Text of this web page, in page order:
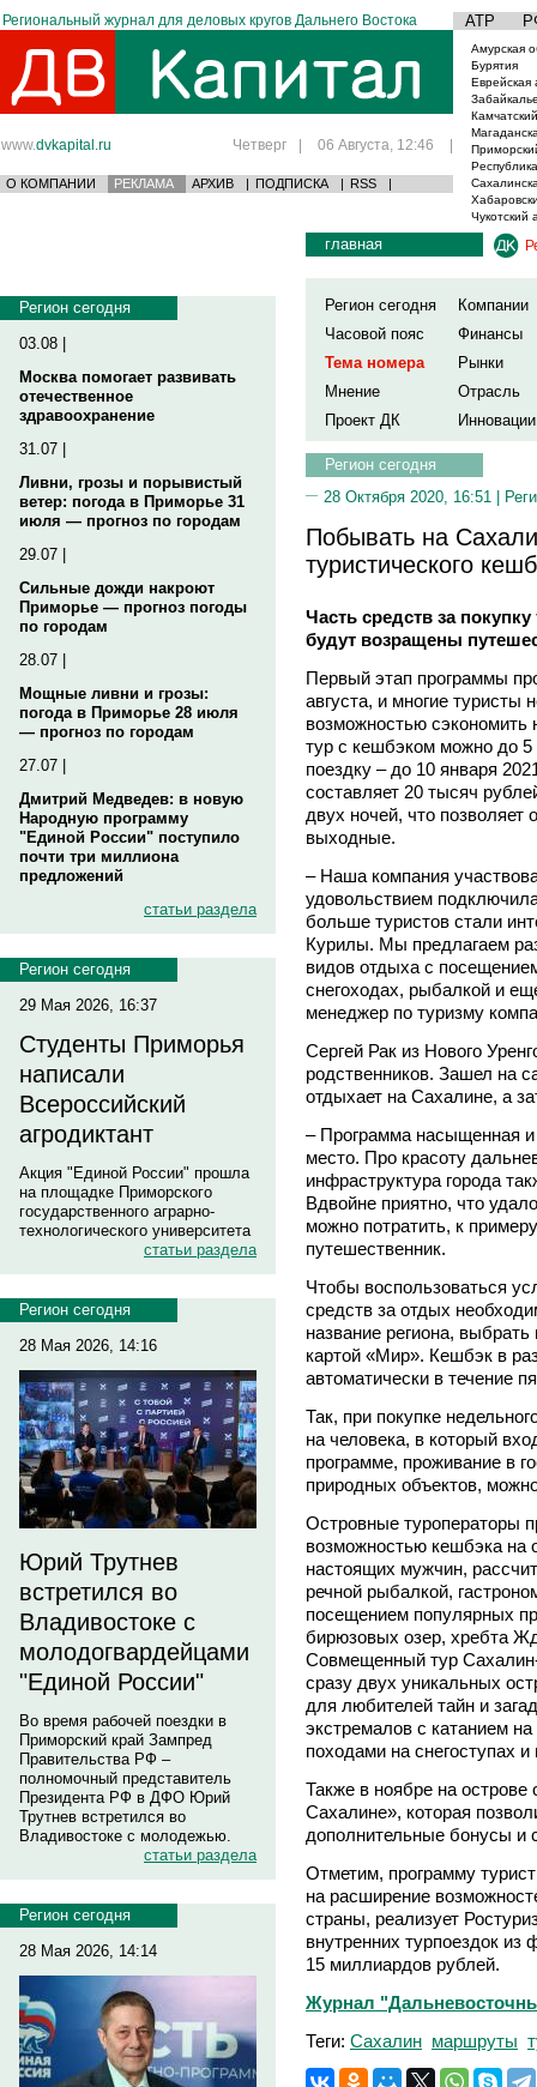
Региональный журнал для деловых кругов Дальнего Востока АТР
www.dvkapital.ru Четверг | 06 Августа, 12:46 |
О КОМПАНИИ РЕКЛАМА АРХИВ | ПОДПИСКА | RSS |
Амурская
Бурятия
Еврейская
Чукотский
Регион сегодня
03.08 |
Москва помогает развивать
отечественное
здравоохранение
31.07 |
Ливни, грозы и порывистый
ветер: погода в Приморье 31
июля — прогноз по городам
29.07 |
Сильные дожди накроют
Приморье — прогноз погоды
по городам
28.07 |
Мощные ливни и грозы:
погода в Приморье 28 июля
— прогноз по городам
27.07 |
Дмитрий Медведев: в новую
Народную программу
"Единой России" поступило
почти три миллиона
предложений
статьи раздела
Регион сегодня
29 Мая 2026, 16:37
Студенты Приморья
написали
Всероссийский
агродиктант
Акция "Единой России" прошла
на площадке Приморского
государственного аграрно-
технологического университета
статьи раздела
Регион сегодня
28 Мая 2026, 14:16
Юрий Трутнев
встретился во
Владивостоке с
молодогвардейцами
"Единой России"
Во время рабочей поездки в
Приморский край Зампред
Правительства РФ –
полномочный представитель
Президента РФ в ДФО Юрий
Трутнев встретился во
Владивостоке с молодежью.
статьи раздела
Регион сегодня
28 Мая 2026, 14:14
главная
Регион сегодня
Компании
Часовой пояс
Финансы
Тема номера
Рынки
Мнение
Отрасль
Проект ДК
Инновации
Регион сегодня
28 Октября 2020, 16:51 |
Побывать на
туристического
Часть средств за
будут возращены
Первый этап программы
августа, и многие туристы
возможностью сэкономить
тур с кешбэком можно до 5
поездку – до 10 января
составляет 20 тысяч
двух ночей, что позволяет
выходные.
– Наша компания
удовольствием
больше туристов стали
Курилы. Мы предлагаем
видов отдыха с
снегоходах, рыбалкой и
менеджер по туризму
Сергей Рак из Нового
родственников. Зашел на
отдыхает на Сахалине, а
– Программа насыщенная и
место. Про красоту
инфраструктура города
Вдвойне приятно, что
можно потратить, к
путешественник.
Чтобы воспользоваться
средств за отдых
название региона,
картой «Мир». Кешбэк в
автоматически в течение
Так, при покупке
на человека, в который
программе, проживание в
природных объектов,
Островные туроператоры
возможностью кешбэка на
настоящих мужчин,
речной рыбалкой,
посещением популярных
бирюзовых озер, хребта
Совмещенный тур
сразу двух уникальных
для любителей тайн и
экстремалов с катанием
походами на снегоступах
Также в ноябре на острове
Сахалине», которая
дополнительные бонусы и
Отметим, программу
на расширение
страны, реализует
внутренних турпоездок
15 миллиардов рублей.
Журнал
Теги: Сахалин маршруты